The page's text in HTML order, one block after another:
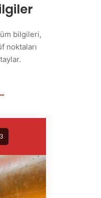
bilgileri,
noktaları